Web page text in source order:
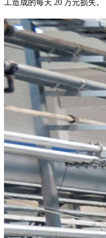
工造成的每天 20 万元损失。